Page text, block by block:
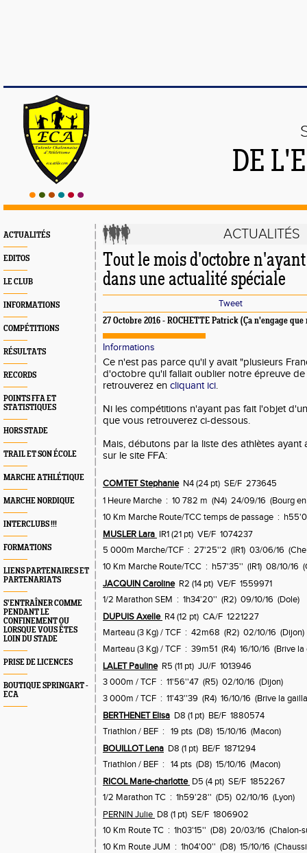
DE
ACTUALITÉS
EDITOS
LE CLUB
INFORMATIONS
COMPÉTITIONS
RÉSULTATS
RECORDS
POINTS FFA ET
STATISTIQUES
HORS STADE
TRAIL ET SON ÉCOLE
MARCHE ATHLÉTIQUE
MARCHE NORDIQUE
INTERCLUBS !!!
FORMATIONS
LIENS PARTENAIRES ET
PARTENARIATS
S’ENTRAÎNER COMME
PENDANT LE
CONFINEMENT OU
LORSQUE VOUS ÊTES
LOIN DU STADE
PRISE DE LICENCES
BOUTIQUE SPRINGART -
ECA
ACTUALITÉS
Tout le mois d'octobre
dans une actualité spéciale
Tweet
27 Octobre 2016 - ROCHETTE Patrick (Ça n'engage que
Informations
Ce n'est pas parce qu'il y avait "plusieurs
d'octobre qu'il fallait oublier notre épreuve
retrouverez en cliquant ici.
Ni les compétitions n'ayant pas fait l'objet
que vous retrouverez ci-dessous.
Mais, débutons par la liste des athlètes ayant
sur le site FFA:
COMTET StephanieN4 (24 pt) SE/F 273645
1 Heure Marche : 10 782 m (N4) 24/09/16 (Bourg en
10 Km Marche Route/TCC temps de passage :
MUSLER Lara IR1 (21 pt) VE/F 1074237
5 000m Marche/TCF : 27'25''2 (IR1) 03/06/16
10 Km Marche Route/TCC : h57'35'' (IR1) 08/10/16
JACQUIN CarolineR2 (14 pt) VE/F 1559971
1/2 Marathon SEM : 1h34'20'' (R2) 09/10/16 (Dole)
DUPUIS Axelle R4 (12 pt) CA/F 1221227
Marteau (3 Kg) / TCF : 42m68 (R2) 02/10/16 (Dijon)
Marteau (3 Kg) / TCF : 39m51 (R4) 16/10/16 (Brive la
LALET PaulineR5 (11 pt) JU/F 1013946
3 000m / TCF : 11'56''47 (R5) 02/10/16 (Dijon)
3 000m / TCF : 11'43''39 (R4) 16/10/16 (Brive la
BERTHENET Elisa D8 (1 pt) BE/F 1880574
Triathlon / BEF : 19 pts (D8) 15/10/16 (Macon)
BOUILLOT Lena D8 (1 pt) BE/F 1871294
Triathlon / BEF : 14 pts (D8) 15/10/16 (Macon)
RICOL Marie-charlotte D5 (4 pt) SE/F 1852267
1/2 Marathon TC : 1h59'28'' (D5) 02/10/16 (Lyon)
PERNIN Julie D8 (1 pt) SE/F 1806902
10 Km Route TC : 1h03'15'' (D8) 20/03/16 (Chalon-
10 Km Route JUM : 1h04'00'' (D8) 15/10/16